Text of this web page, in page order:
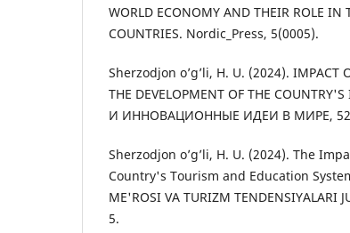
WORLD ECONOMY AND THEIR ROLE IN
COUNTRIES. Nordic_Press, 5(0005).
Sherzodjon o’g’li, H. U. (2024). IMPACT
THE DEVELOPMENT OF THE
И ИННОВАЦИОННЫЕ ИДЕИ В МИРЕ,
Sherzodjon o’g’li, H. U. (2024). The
Country's Tourism and Education
ME'ROSI VA TURIZM TENDENSIYALARI
5.